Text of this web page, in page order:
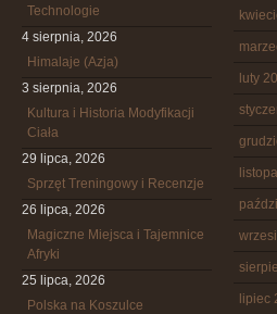
Technologie
4 sierpnia, 2026
Himalaje (Azja)
3 sierpnia, 2026
Kultura i Historia Modyfikacji
Ciała
29 lipca, 2026
Sprzęt Treningowy i Recenzje
26 lipca, 2026
Magiczne Miejsca i Tajemnice
Afryki
25 lipca, 2026
Polska na Koszulce
luty
lipiec